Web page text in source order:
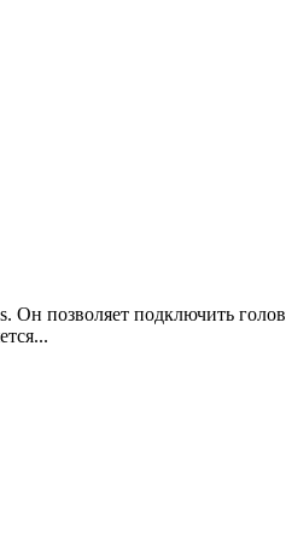
Он позволяет подключить